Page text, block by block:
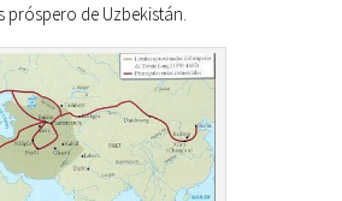
próspero de Uzbekistán.